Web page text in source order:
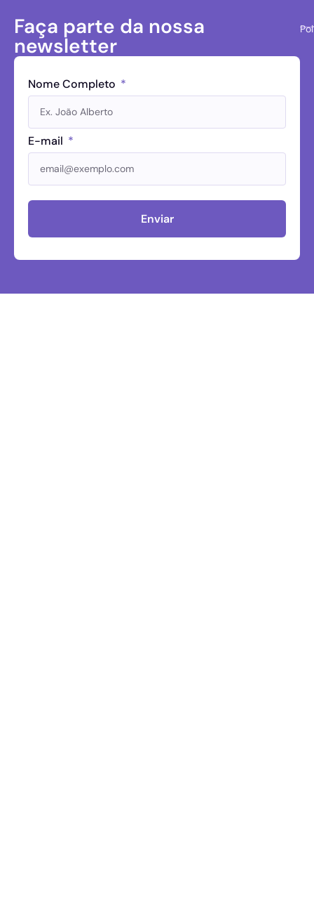
Faça parte da nossa
newsletter
Nome Completo
E-mail
Enviar